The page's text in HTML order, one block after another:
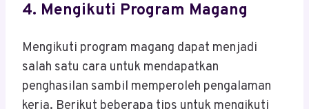
4. Mengikuti Program Magang
Mengikuti program magang dapat menjadi
salah satu cara untuk mendapatkan
penghasilan sambil memperoleh pengalaman